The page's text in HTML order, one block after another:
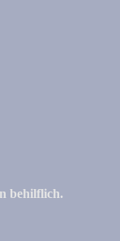
behilflich.